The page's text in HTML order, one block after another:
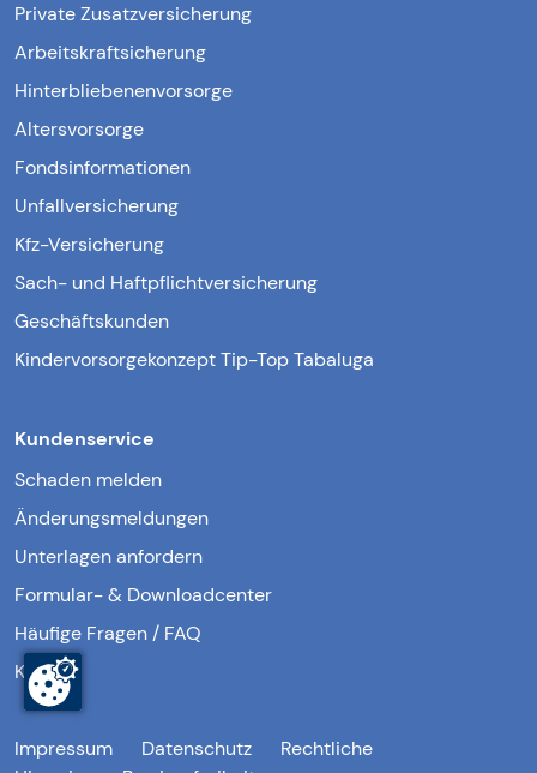
Private Zusatzversicherung
Arbeitskraftsicherung
Hinterbliebenenvorsorge
Altersvorsorge
Fondsinformationen
Unfallversicherung
Kfz-Versicherung
Sach- und Haftpflichtversicherung
Geschäftskunden
Kindervorsorgekonzept Tip-Top Tabaluga
Kundenservice
Schaden melden
Änderungsmeldungen
Unterlagen anfordern
Formular- & Downloadcenter
Häufige Fragen / FAQ
Kontakt
Impressum Datenschutz
Rechtliche